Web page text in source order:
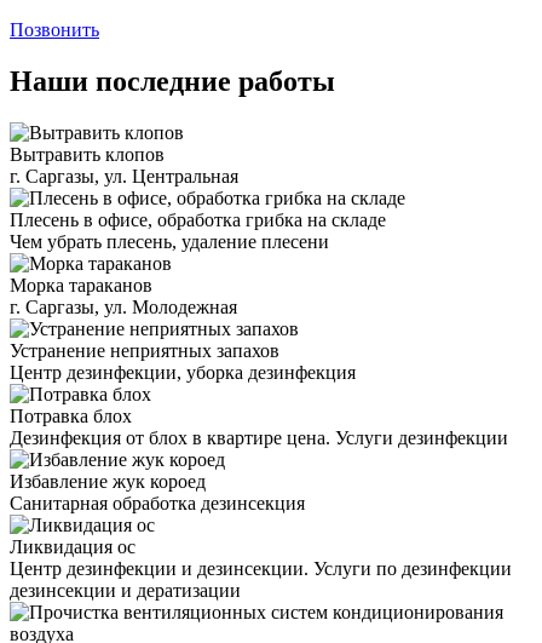
Позвонить
Наши последние работы
Вытравить клопов
г. Саргазы, ул. Центральная
Плесень в офисе, обработка грибка на складе
Чем убрать плесень, удаление плесени
Морка тараканов
г. Саргазы, ул. Молодежная
Устранение неприятных запахов
Центр дезинфекции, уборка дезинфекция
Потравка блох
Дезинфекция от блох в квартире цена. Услуги дезинфекции
Избавление жук короед
Санитарная обработка дезинсекция
Ликвидация ос
Центр дезинфекции и дезинсекции. Услуги по дезинфекции
дезинсекции и дератизации